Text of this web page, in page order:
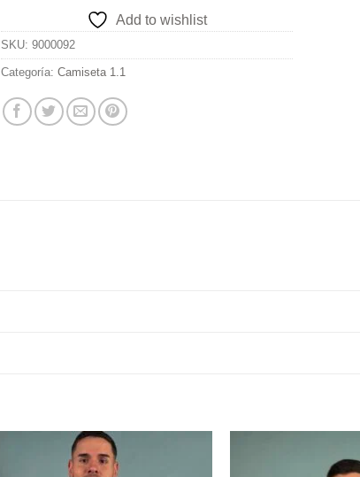
Add to wishlist
SKU: 9000092
Categoría: Camiseta 1.1